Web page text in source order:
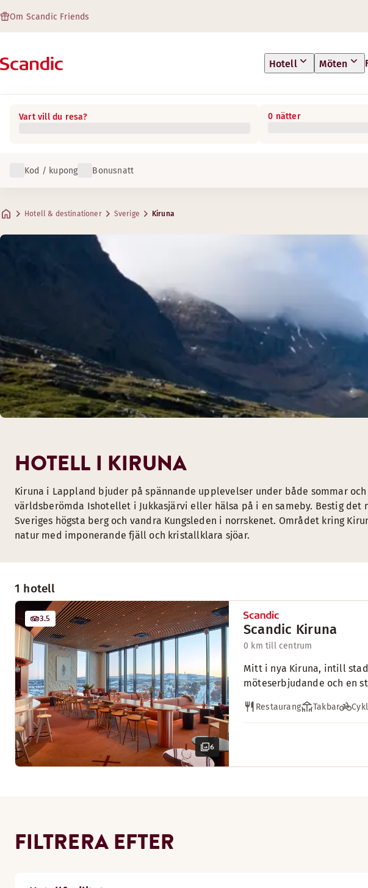
Om Scandic Friends
Hotell Möten
Vart vill du resa? 0 nätter
Kod / kupong Bonusnatt
Hotell & destinationer Sverige Kiruna
1 hotell
6
3.5
Scandic Kiruna
0 km till centrum
Mitt i nya Kiruna, intill
möteserbjudande och en
Restaurang Takbar
FILTRERA EFTER
HOTELL I KIRUNA
Kiruna i Lappland bjuder på spännande upplevelser under både sommar
världsberömda Ishotellet i Jukkasjärvi eller hälsa på i en sameby. Bestig det
Sveriges högsta berg och vandra Kungsleden i norrskenet. Området kring
natur med imponerande fjäll och kristallklara sjöar.